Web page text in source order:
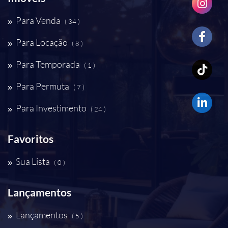
Para Venda ( 34 )
Para Locação ( 8 )
Para Temporada ( 1 )
Para Permuta ( 7 )
Para Investimento ( 24 )
Favoritos
Sua Lista ( 0 )
Lançamentos
Lançamentos ( 5 )